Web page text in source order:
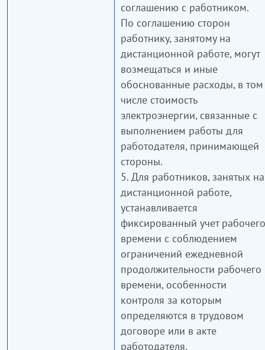
соглашению с работником.
По соглашению сторон
работнику, занятому на
дистанционной работе, могут
возмещаться и иные
обоснованные расходы, в том
числе стоимость
электроэнергии, связанные с
выполнением работы для
работодателя, принимающей
стороны.
5. Для работников, занятых на
дистанционной работе,
устанавливается
фиксированный учет рабочего
времени с соблюдением
ограничений ежедневной
продолжительности рабочего
времени, особенности
контроля за которым
определяются в трудовом
договоре или в акте
работодателя.